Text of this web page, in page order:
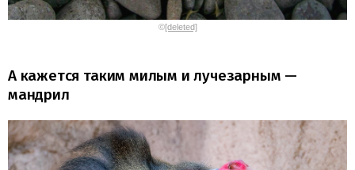
©[deleted]
А кажется таким милым и лучезарным —
мандрил